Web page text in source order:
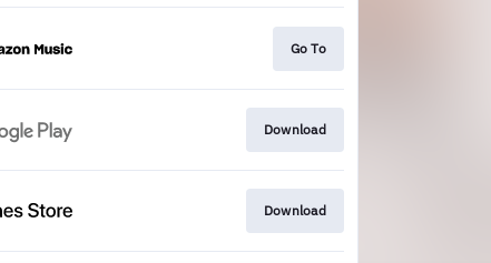
Go To
Download
Download